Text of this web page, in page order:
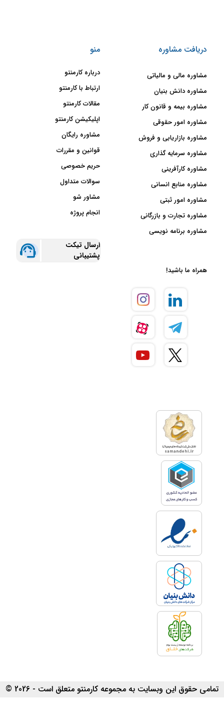
دریافت مشاوره
مشاوره مالی و مالیاتی
مشاوره دانش بنیان
مشاوره بیمه و قانون کار
مشاوره امور حقوقی
مشاوره بازاریابی و فروش
مشاوره سرمایه گذاری
مشاوره کارآفرینی
مشاوره منابع انسانی
مشاوره امور ثبتی
مشاوره تجارت و بازرگانی
مشاوره برنامه نویسی
منو
درباره کارمنتو
ارتباط با کارمنتو
مقالات کارمنتو
اپلیکیشن کارمنتو
مشاوره رایگان
قوانین و مقررات
حریم خصوصی
سوالات متداول
مشاور شو
انجام پروژه
ارسال تیکت
پشتیبانی
همراه ما باشید!
تمامی حقوق این وبسایت به مجموعه کارمنتو متعلق است - 2026 ©